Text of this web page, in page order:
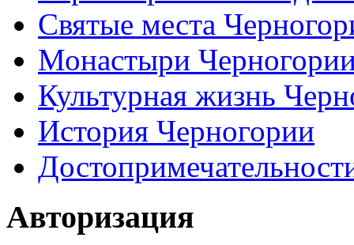
Святые места
Монастыри
Культурная жизнь
История Черногории
Авторизация